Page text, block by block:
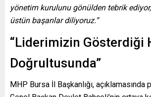
yönetim kurulunu gönülden tebrik
üstün başarılar diliyoruz.”
“Liderimizin Gösterdiği
Doğrultusunda”
MHP Bursa İl Başkanlığı, açıklamasında